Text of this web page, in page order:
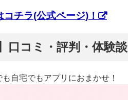
チラ(公式ページ)！
口コミ・評判・体験談
自宅でもアプリにおまかせ！